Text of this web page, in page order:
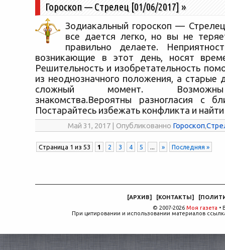
Гороскоп — Стрелец [01/06/2017] »
Зодиакальный гороскоп —
все дается легко, но вы не
правильно делаете.
возникающие в этот день, носят
Решительность и изобретательность
из неоднозначного положения, а старые
сложный момент.
знакомства.Вероятны разногласия с
Постарайтесь избежать конфликта и
Май 31, 2017 | Опубликованно Гороскоп,
Страница 1 из 53 1 2 3 4 5 ... » Последняя »
[АРХИВ] [КОНТАКТЫ] [
© 2007-2026 Моя газета •
При цитировании и использовании материалов